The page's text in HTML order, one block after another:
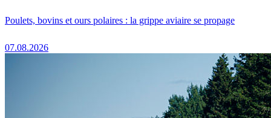
Poulets, bovins et ours polaires : la grippe aviaire se propage
07.08.2026